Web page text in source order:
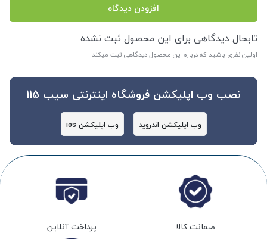
افزودن دیدگاه
تابحال دیدگاهی برای این محصول ثبت نشده
اولین نفری باشید که درباره این محصول دیدگاهی ثبت میکند
نصب وب اپلیکشن فروشگاه اینترنتی سیب 115
وب اپلیکشن اندروید وب اپلیکشن ios
ضمانت کالا پرداخت آنلاین